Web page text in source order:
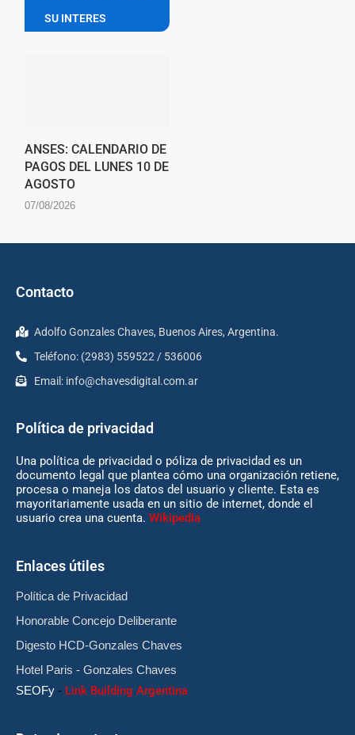
SU INTERES
ANSES: CALENDARIO DE
PAGOS DEL LUNES 10 DE
AGOSTO
07/08/2026
Contacto
Adolfo Gonzales Chaves, Buenos Aires, Argentina.
Teléfono: (2983) 559522 / 536006
Email: info@chavesdigital.com.ar
Política de privacidad
Una política de privacidad o póliza de privacidad es un
documento legal que plantea cómo una organización retiene,
procesa o maneja los datos del usuario y cliente. Esta es
mayoritariamente usada en un sitio de internet, donde el
usuario crea una cuenta. Wikipedia
Enlaces útiles
Política de Privacidad
Honorable Concejo Deliberante
Digesto HCD-Gonzales Chaves
Hotel Paris - Gonzales Chaves
SEOFy - Link Building Argentina